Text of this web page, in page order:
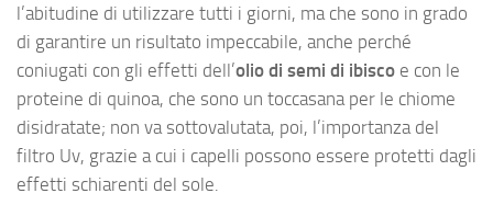
l’abitudine di utilizzare tutti i giorni, ma che sono in grado
di garantire un risultato impeccabile, anche perché
coniugati con gli effetti dell’olio di semi di ibisco e con le
proteine di quinoa, che sono un toccasana per le chiome
disidratate; non va sottovalutata, poi, l’importanza del
filtro Uv, grazie a cui i capelli possono essere protetti dagli
effetti schiarenti del sole.